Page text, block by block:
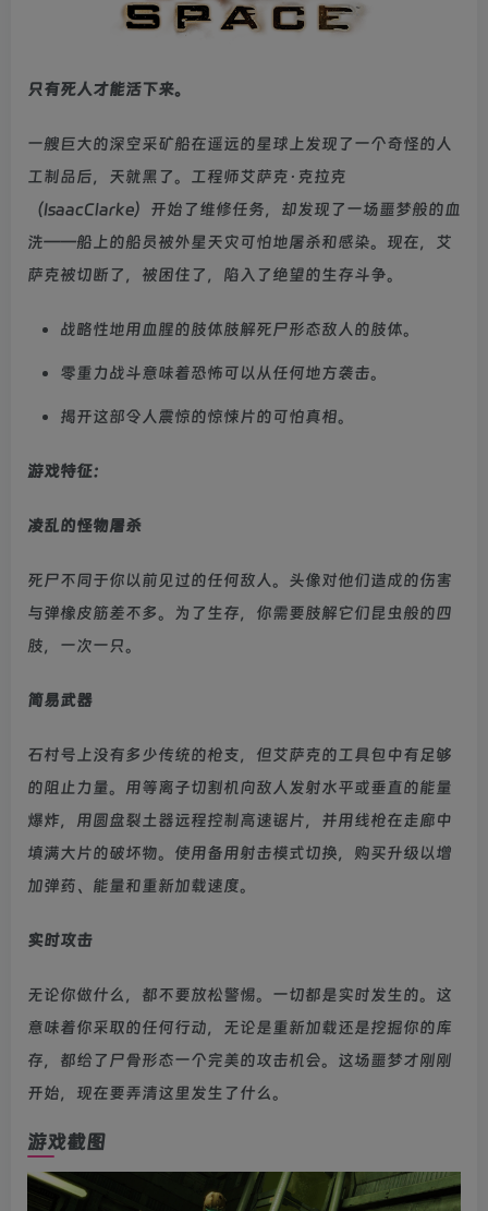
只有死人才能活下来。
一艘巨大的深空采矿船在遥远的星球上发现了一个奇怪的人
工制品后，天就黑了。工程师艾萨克·克拉克
（IsaacClarke）开始了维修任务，却发现了一场噩梦般的血
洗——船上的船员被外星天灾可怕地屠杀和感染。现在，艾
萨克被切断了，被困住了，陷入了绝望的生存斗争。
战略性地用血腥的肢体肢解死尸形态敌人的肢体。
零重力战斗意味着恐怖可以从任何地方袭击。
揭开这部令人震惊的惊悚片的可怕真相。
游戏特征：
凌乱的怪物屠杀
死尸不同于你以前见过的任何敌人。头像对他们造成的伤害
与弹橡皮筋差不多。为了生存，你需要肢解它们昆虫般的四
肢，一次一只。
简易武器
石村号上没有多少传统的枪支，但艾萨克的工具包中有足够
的阻止力量。用等离子切割机向敌人发射水平或垂直的能量
爆炸，用圆盘裂土器远程控制高速锯片，并用线枪在走廊中
填满大片的破坏物。使用备用射击模式切换，购买升级以增
加弹药、能量和重新加载速度。
实时攻击
无论你做什么，都不要放松警惕。一切都是实时发生的。这
意味着你采取的任何行动，无论是重新加载还是挖掘你的库
存，都给了尸骨形态一个完美的攻击机会。这场噩梦才刚刚
开始，现在要弄清这里发生了什么。
游戏截图